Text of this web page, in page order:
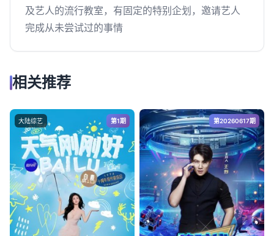
及艺人的流行教室，有固定的特别企划，邀请艺人
完成从未尝试过的事情
相关推荐
大陆综艺 第1期 第20260617期